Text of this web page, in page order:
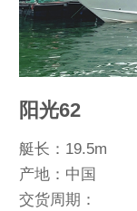
阳光62
艇长：19.5m
产地：中国
交货周期：